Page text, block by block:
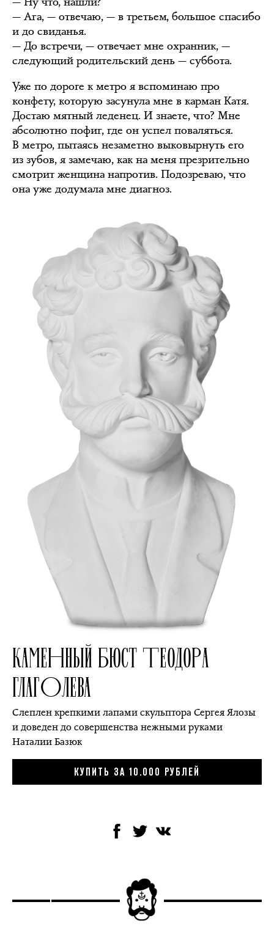
— Ага, — отвечаю, — в третьем, большое спасибо
и до свиданья.
— До встречи, — отвечает мне охранник, —
следующий родительский день — суббота.
Уже по дороге к метро я вспоминаю про
конфету, которую засунула мне в карман Катя.
Достаю мятный леденец. И знаете, что? Мне
абсолютно пофиг, где он успел поваляться.
В метро, пытаясь незаметно выковырнуть его
из зубов, я замечаю, как на меня презрительно
смотрит женщина напротив. Подозреваю, что
она уже додумала мне диагноз.
КАМЕННЫЙ БЮСТ ТЕОДОРА
ГЛАГОЛЕВА
Слеплен крепкими лапами скульптора Сергея Ялозы
и доведен до совершенства нежными руками
Наталии Базюк
КУПИТЬ ЗА 10.000 РУБЛЕЙ